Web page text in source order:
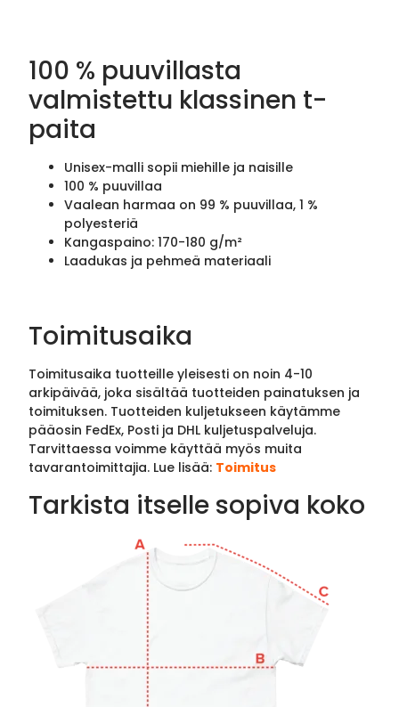
100 % puuvillasta
valmistettu klassinen t-
paita
Unisex-malli sopii miehille ja naisille
100 % puuvillaa
Vaalean harmaa on 99 % puuvillaa, 1 %
polyesteriä
Kangaspaino: 170-180 g/m²
Laadukas ja pehmeä materiaali
Toimitusaika
Toimitusaika tuotteille yleisesti on noin 4-10
arkipäivää, joka sisältää tuotteiden painatuksen ja
toimituksen. Tuotteiden kuljetukseen käytämme
pääosin FedEx, Posti ja DHL kuljetuspalveluja.
Tarvittaessa voimme käyttää myös muita
tavarantoimittajia. Lue lisää: Toimitus
Tarkista itselle sopiva koko